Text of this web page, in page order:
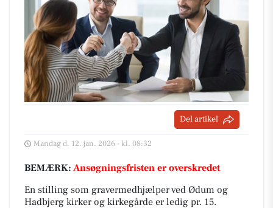
Del artikel
Mandag d. 12. jan. 2026 - kl. 08:32
BEMÆRK: Ansøgningsfristen er overskredet
En stilling som gravermedhjælper ved Ødum og
Hadbjerg kirker og kirkegårde er ledig pr. 15.